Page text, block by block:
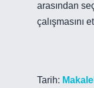
arasından
çalışmasını
Tarih: